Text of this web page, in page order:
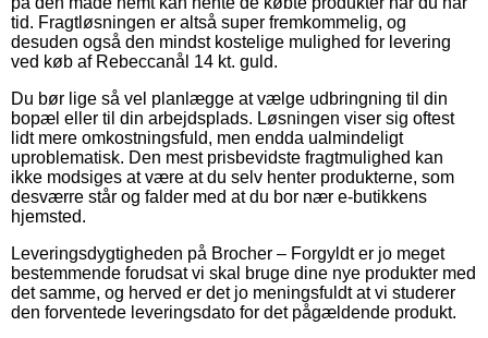
tid. Fragtløsningen er altså super fremkommelig, og
desuden også den mindst kostelige mulighed for levering
ved køb af Rebeccanål 14 kt. guld.
Du bør lige så vel planlægge at vælge udbringning til din
bopæl eller til din arbejdsplads. Løsningen viser sig oftest
lidt mere omkostningsfuld, men endda ualmindeligt
uproblematisk. Den mest prisbevidste fragtmulighed kan
ikke modsiges at være at du selv henter produkterne, som
desværre står og falder med at du bor nær e-butikkens
hjemsted.
Leveringsdygtigheden på Brocher – Forgyldt er jo meget
bestemmende forudsat vi skal bruge dine nye produkter med
det samme, og herved er det jo meningsfuldt at vi studerer
den forventede leveringsdato for det pågældende produkt.